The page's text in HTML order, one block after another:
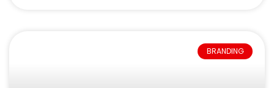
BRANDING